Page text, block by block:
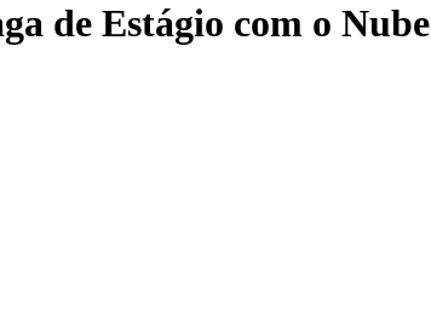
de Estágio com o Nube